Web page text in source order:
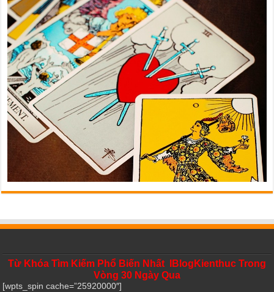
Từ Khóa Tìm Kiếm Phổ Biến Nhất IBlogKienthuc Trong
Vòng 30 Ngày Qua
[wpts_spin cache=”25920000″]